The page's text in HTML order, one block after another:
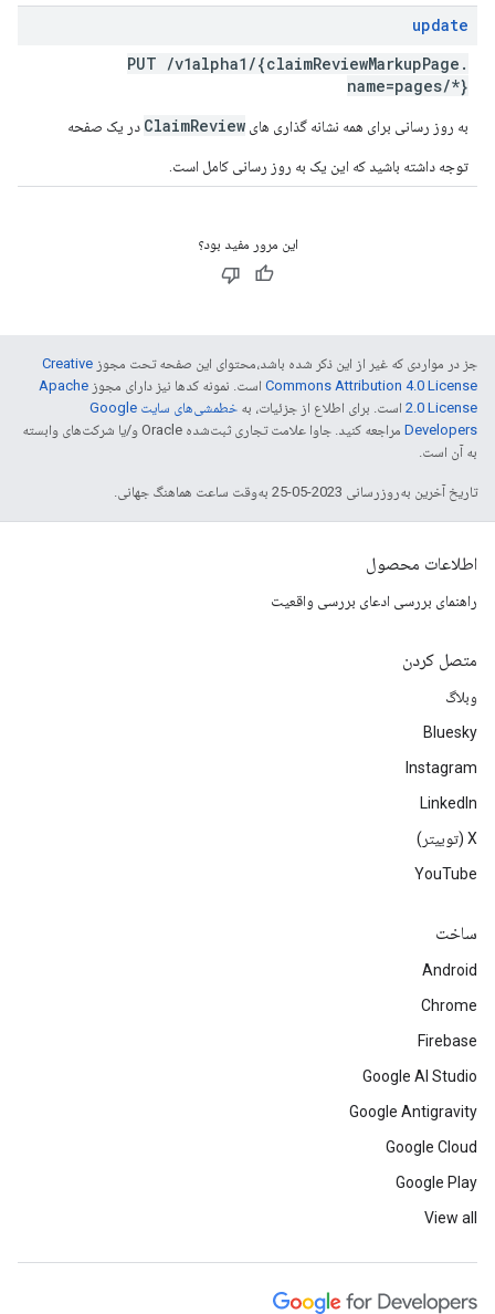
update
PUT /v1alpha1 /{claimReviewMarkupPage .
name=pages/*}
به روز رسانی برای همه نشانه گذاری های ClaimReview در یک صفحه
توجه داشته باشید که این یک به روز رسانی کامل است.
این مرور مفید بود؟
جز در مواردی که غیر از این ذکر شده باشد،‌محتوای این صفحه تحت مجوز Creative
Commons Attribution 4.0 License است. نمونه کدها نیز دارای مجوز Apache
2.0 License است. برای اطلاع از جزئیات، به
خطمشی‌های سایت Google
Developers‏
مراجعه کنید. جاوا علامت تجاری ثبت‌شده Oracle و/یا شرکت‌های وابسته
به آن است.
تاریخ آخرین به‌روزرسانی 2023-05-25 به‌وقت ساعت هماهنگ جهانی.
اطلاعات محصول
راهنمای بررسی ادعای بررسی واقعیت
متصل کردن
وبلاگ
Bluesky
Instagram
LinkedIn
‫X (توییتر)
YouTube
ساخت
Android
Chrome
Firebase
Google AI Studio
Google Antigravity
Google Cloud
Google Play
View all